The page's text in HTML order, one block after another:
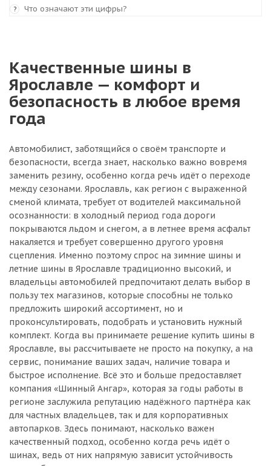
? Что означают эти цифры?
Качественные шины в
Ярославле — комфорт и
безопасность в любое время
года
Автомобилист, заботящийся о своём транспорте и
безопасности, всегда знает, насколько важно вовремя
заменить резину, особенно когда речь идёт о переходе
между сезонами. Ярославль, как регион с выраженной
сменой климата, требует от водителей максимальной
осознанности: в холодный период года дороги
покрываются льдом и снегом, а в летнее время асфальт
накаляется и требует совершенно другого уровня
сцепления. Именно поэтому спрос на зимние шины и
летние шины в Ярославле традиционно высокий, и
владельцы автомобилей предпочитают делать выбор в
пользу тех магазинов, которые способны не только
предложить широкий ассортимент, но и
проконсультировать, подобрать и установить нужный
комплект. Когда вы принимаете решение купить шины в
Ярославле, вы рассчитываете не просто на покупку, а на
сервис, понимание ваших задач, наличие товара и
быстрое исполнение. Всё это и больше предоставляет
компания «Шинный Ангар», которая за годы работы в
регионе заслужила репутацию надёжного партнёра как
для частных владельцев, так и для корпоративных
автопарков. Здесь понимают, насколько важен
качественный подход, особенно когда речь идёт о
шинах, ведь от них напрямую зависит устойчивость